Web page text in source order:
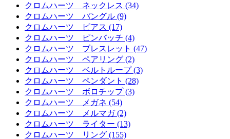
クロムハーツ ネックレス (34)
クロムハーツ バングル (9)
クロムハーツ ピアス (17)
クロムハーツ ピンバッチ (4)
クロムハーツ ブレスレット (47)
クロムハーツ ペアリング (2)
クロムハーツ ベルトループ (3)
クロムハーツ ペンダント (28)
クロムハーツ ボロチップ (3)
クロムハーツ メガネ (54)
クロムハーツ メルマガ (2)
クロムハーツ ライター (13)
クロムハーツ リング (155)